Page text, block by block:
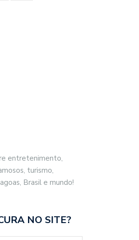
entretenimento,
turismo,
Brasil e mundo!
NO SITE?